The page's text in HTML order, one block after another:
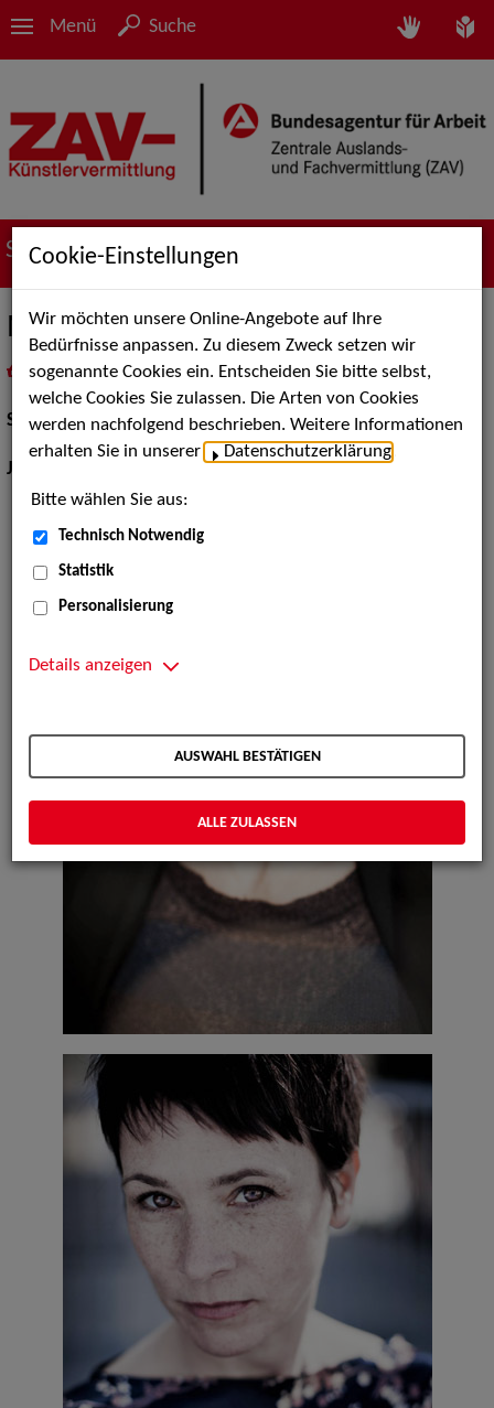
Menü Suche
Suche nach Künstler*innen
Miriam Smolka
als PDF speichern
inMeine Merklistelegen
Schauspiel:Film und TV
Jahrgang:
Cookie-Einstellungen
Wir möchten unsere Online-Angebote auf Ihre
Bedürfnisse anpassen. Zu diesem Zweck setzen wir
sogenannte Cookies ein. Entscheiden Sie bitte selbst,
welche Cookies Sie zulassen. Die Arten von Cookies
werden nachfolgend beschrieben. Weitere Informationen
erhalten Sie in unserer
Datenschutzerklärung
Bitte wählen Sie aus:
Technisch Notwendig
Statistik
Personalisierung
Details anzeigen
AUSWAHL BESTÄTIGEN
ALLE ZULASSEN